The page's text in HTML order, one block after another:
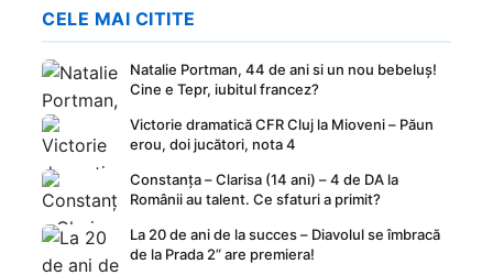
CELE MAI CITITE
Natalie Portman, 44 de ani si un nou bebeluș!
Cine e Tepr, iubitul francez?
Victorie dramatică CFR Cluj la Mioveni – Păun
erou, doi jucători, nota 4
Constanța – Clarisa (14 ani) – 4 de DA la
Românii au talent. Ce sfaturi a primit?
La 20 de ani de la succes – Diavolul se îmbracă
de la Prada 2” are premiera!